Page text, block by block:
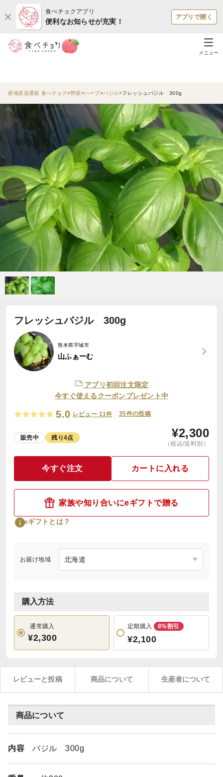
食べチョクアプリ
便利なお知らせが充実！
アプリで開く
メニュー
産地直送通販 食べチョク 野菜 ハーブ バジル フレッシュバジル 300g
フレッシュバジル 300g
熊本県宇城市
山ふぁーむ
アプリ初回注文限定
今すぐ使えるクーポンプレゼント中
5.0 レビュー 11件 35件の投稿
販売中 残り4点 ¥2,300
（税込/送料別）
今すぐ注文 カートに入れる
家族や知り合いにeギフトで贈る
eギフトとは？
お届け地域
購入方法
通常購入
¥2,300
定期購入 8%割引
¥2,100
レビューと投稿 商品について 生産者について
商品について
内容 バジル 300g